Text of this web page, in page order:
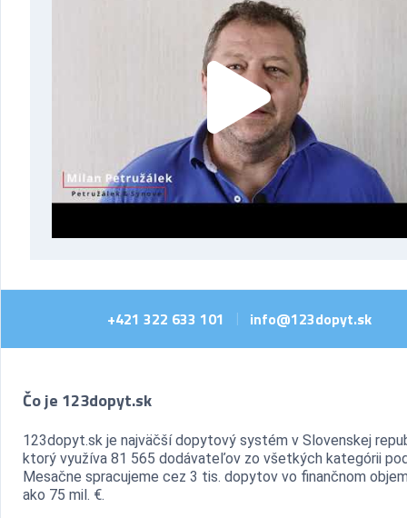
+421 322 633 101 info@123dopyt.sk
Čo je 123dopyt.sk
123dopyt.sk je najväčší dopytový systém v Slovenskej
ktorý využíva 81 565 dodávateľov zo všetkých kategórii
Mesačne spracujeme cez 3 tis. dopytov vo finančnom
ako 75 mil. €.